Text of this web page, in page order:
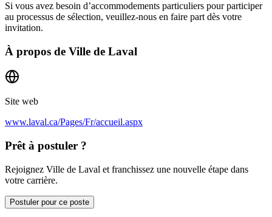
Si vous avez besoin d’accommodements particuliers pour participer
au processus de sélection, veuillez-nous en faire part dès votre
invitation.
À propos de Ville de Laval
Site web
www.laval.ca/Pages/Fr/accueil.aspx
Prêt à postuler ?
Rejoignez Ville de Laval et franchissez une nouvelle étape dans
votre carrière.
Postuler pour ce poste